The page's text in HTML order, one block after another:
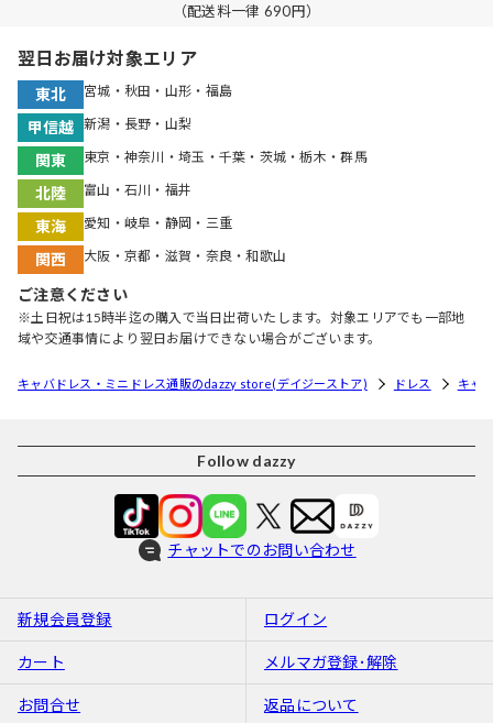
（配送料一律 690円）
翌日お届け対象エリア
東北 宮城・秋田・山形・福島
甲信越 新潟・長野・山梨
関東 東京・神奈川・埼玉・千葉・茨城・栃木・群馬
北陸 富山・石川・福井
東海 愛知・岐阜・静岡・三重
関西 大阪・京都・滋賀・奈良・和歌山
ご注意ください
※土日祝は15時半迄の購入で当日出荷いたします。対象エリアでも一部地
域や交通事情により翌日お届けできない場合がございます。
キャバドレス・ミニドレス通販のdazzy store(デイジーストア) ドレス キャ
Follow dazzy
チャットでのお問い合わせ
新規会員登録 ログイン
カート メルマガ登録･解除
お問合せ 返品について